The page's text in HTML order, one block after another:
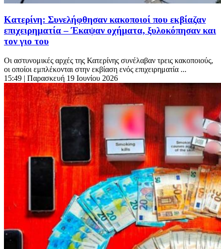
Κατερίνη: Συνελήφθησαν κακοποιοί που εκβίαζαν
επιχειρηματία – Έκαψαν οχήματα, ξυλοκόπησαν και
τον γιο του
Οι αστυνομικές αρχές της Κατερίνης συνέλαβαν τρεις κακοποιούς,
οι οποίοι εμπλέκονται στην εκβίαση ενός επιχειρηματία ...
15:49 | Παρασκευή 19 Ιουνίου 2026